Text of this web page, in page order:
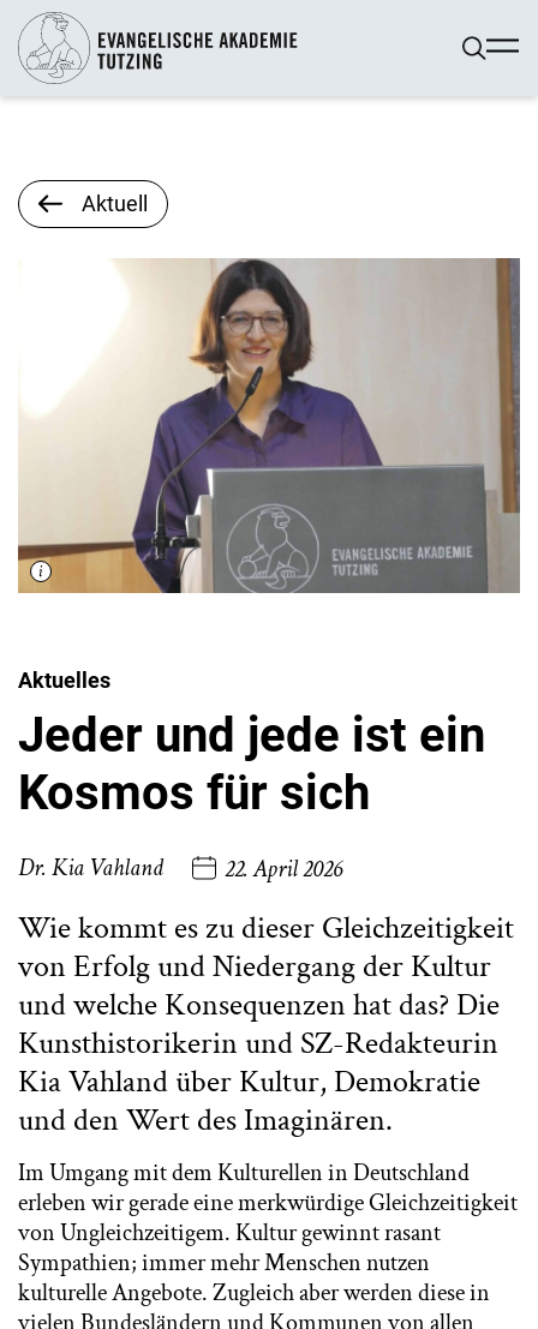
Aktuell
Aktuelles
Jeder und jede ist ein
Kosmos für sich
Dr. Kia Vahland 22. April 2026
Wie kommt es zu dieser Gleichzeitigkeit
von Erfolg und Niedergang der Kultur
und welche Konsequenzen hat das? Die
Kunsthistorikerin und SZ-Redakteurin
Kia Vahland über Kultur, Demokratie
und den Wert des Imaginären.
Im Umgang mit dem Kulturellen in Deutschland
erleben wir gerade eine merkwürdige Gleichzeitigkeit
von Ungleichzeitigem. Kultur gewinnt rasant
Sympathien; immer mehr Menschen nutzen
kulturelle Angebote. Zugleich aber werden diese in
vielen Bundesländern und Kommunen von allen